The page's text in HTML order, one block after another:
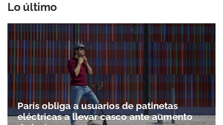
Lo último
París obliga a usuarios de patinetas
eléctricas a llevar casco ante aumento